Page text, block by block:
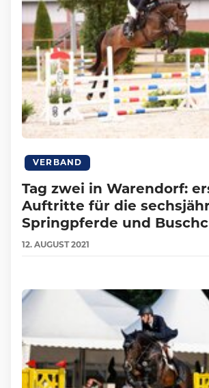
VERBAND
Tag zwei in Warendorf:
Auftritte für die
Springpferde und
12. AUGUST 2021